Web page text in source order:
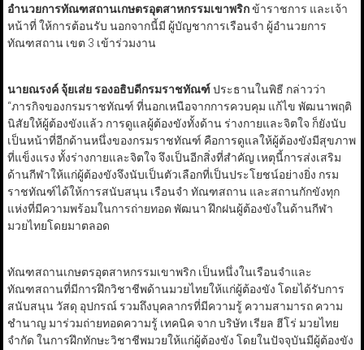
อำนวยการทัณฑสถานเกษตรอุตสาหกรรมเขาพริกข้าราชการ และเจ้า
หน้าที่ ให้การต้อนรับ นอกจากนี้มี ผู้บัญชาการเรือนจำ ผู้อำนวยการ
ทัณฑสถาน เขต 3 เข้าร่วมงาน
นายณรงค์ จุ้ยเส่ย รองอธิบดีกรมราชทัณฑ์ ประธานในพิธี กล่าวว่า
“ภารกิจของกรมราชทัณฑ์ ที่นอกเหนือจากการควบคุม แก้ไข พัฒนาพฤติ
นิสัยให้ผู้ต้องขังแล้ว การดูแลผู้ต้องขังทั้งด้าน ร่างกายและจิตใจ ก็ยังนับ
เป็นหน้าที่อีกด้านหนึ่งของกรมราชทัณฑ์ คือการดูแลให้ผู้ต้องขังมีสุขภาพ
ที่แข็งแรง ทั้งร่างกายและจิตใจ จึงเป็นอีกสิ่งที่สำคัญ เหตุนี้การส่งเสริม
ด้านกีฬาให้แก่ผู้ต้องขังจึงนับเป็นตัวเลือกที่เป็นประโยชน์อย่างยิ่ง กรม
ราชทัณฑ์ได้ให้การสนับสนุน เรือนจำ ทัณฑสถาน และสถานกักขังทุก
แห่งที่มีความพร้อมในการถ่ายทอด พัฒนา ฝึกฝนผู้ต้องขังในด้านกีฬา
มวยไทยโดยมาตลอด
ทัณฑสถานเกษตรอุตสาหกรรมเขาพริก เป็นหนึ่งในเรือนจำและ
ทัณฑสถานที่มีการฝึกวิชาชีพด้านมวยไทยให้แก่ผู้ต้องขัง โดยได้รับการ
สนับสนุน วัสดุ อุปกรณ์ รวมถึงบุคลากรที่มีความรู้ ความสามารถ ความ
ชำนาญ มาร่วมถ่ายทอดความรู้ เทคนิค จาก บริษัท เรียล ฮีโร่ มวยไทย
จำกัด ในการฝึกทักษะวิชาชีพมวยให้แก่ผู้ต้องขัง โดยในปัจจุบันมีผู้ต้องขัง